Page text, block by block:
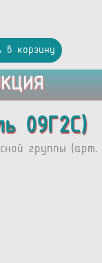
в корзину
09Г2С)
группы (арт.